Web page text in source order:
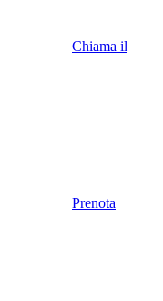
Chiama il
Prenota